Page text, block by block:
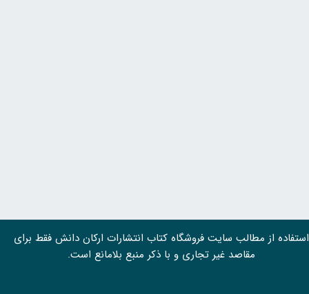
استفاده از مطالب سايت فروشگاه کتاب انتشارات ارکان دانش فقط برای
مقاصد غیر تجاری و با ذکر منبع بلامانع است.